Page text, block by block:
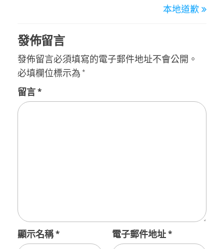
本地道歉
發佈留言
發佈留言必須填寫的電子郵件地址不會公開。
必填欄位標示為 *
留言*
顯示名稱* 電子郵件地址*